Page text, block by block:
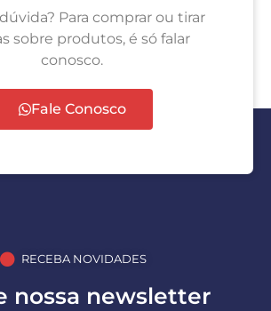
Para comprar ou tirar
sobre produtos, é só falar
conosco.
Fale Conosco
RECEBA NOVIDADES
nossa newsletter